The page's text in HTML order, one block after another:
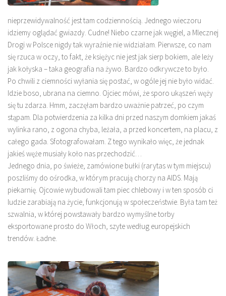
nieprzewidywalność jest tam codziennością. Jednego wieczoru
idziemy oglądać gwiazdy. Cudne! Niebo czarne jak węgiel, a Mlecznej
Drogi w Polsce nigdy tak wyraźnie nie widziałam. Pierwsze, co nam
się rzuca w oczy, to fakt, że księżyc nie jest jak sierp bokiem, ale leży
jak kołyska – taka geografia na żywo. Bardzo odkrywcze to było.
Po chwili z ciemności wyłania się postać, w ogóle jej nie było widać.
Idzie boso, ubrana na ciemno. Ojciec mówi, że sporo ukąszeń węży
się tu zdarza. Hmm, zaczęłam bardzo uważnie patrzeć, po czym
stąpam. Dla potwierdzenia za kilka dni przed naszym domkiem jakaś
wylinka rano, z ogona chyba, leżała, a przed koncertem, na placu, z
całego gada. Sfotografowałam. Z tego wynikało więc, że jednak
jakieś węże musiały koło nas przechodzić…
Jednego dnia, po świeże, zamówione bułki (rarytas w tym miejscu)
poszliśmy do ośrodka, w którym pracują chorzy na AIDS. Mają
piekarnię. Ojcowie wybudowali tam piec chlebowy i w ten sposób ci
ludzie zarabiają na życie, funkcjonują w społeczeństwie. Była tam też
szwalnia, w której powstawały bardzo wymyślne torby
eksportowane prosto do Włoch, szyte według europejskich
trendów. Ładne.